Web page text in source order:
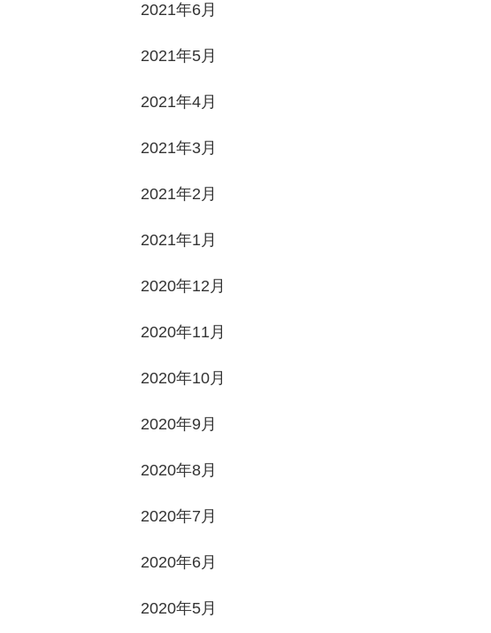
2021年6月
2021年5月
2021年4月
2021年3月
2021年2月
2021年1月
2020年12月
2020年11月
2020年10月
2020年9月
2020年8月
2020年7月
2020年6月
2020年5月